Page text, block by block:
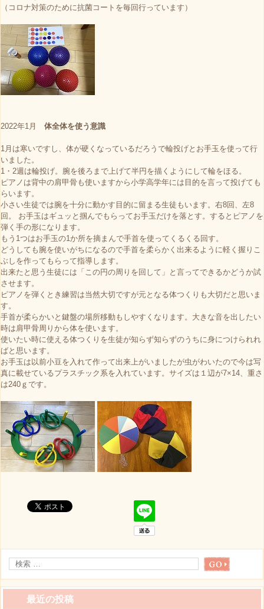
（コロナ対策のために抗菌コートを毎回行っています）
2022年1月 体全体を使う意識
1月は寒いですし、体が硬くなっているだろうで輪投げとお手玉を使って行
いました。
1・2週は輪投げ。腕を後ろまで上げて半円を描くようにして輪をほる。
ピアノは背中の肩甲骨も使いますから小学高学年には目的を言って投げても
らいます。
小さい生徒では腕を十分に動かす目的に留まる生徒もいます。右8回、左8
回。 お手玉はギュッと掴んでもらってお手玉だけを落とす。するとピアノを
弾く手の形になります。
もう1つはお手玉の1か所を摘まんで手首を使ってくるくる回す。
どうしても腕を使いがちになるので手首を柔らかく出来るように軽く握りこ
ぶしを作ってもらって指導します。
出来たと思う生徒には「この円の周りを回して」と言ってできるかどうか試
させます。
ピアノを弾くとき練習は当然大切ですが元となる体つくりも大切だと思いま
す。
手首が柔らかいと鍵盤の場所移動もしやすくなります。大きな音を出したい
時は肩甲骨周りから体を使います。
使いたい時に使える体つくりを生徒が知らず知らずのうちに身につけられれ
ばと思います。
お手玉は以前小豆を入れて作って出来上がいましたが虫がわいたので今は写
真に載せているプラスチック系を入れています。サイズは１辺が7×14、重さ
は240ｇです。
最近の投稿